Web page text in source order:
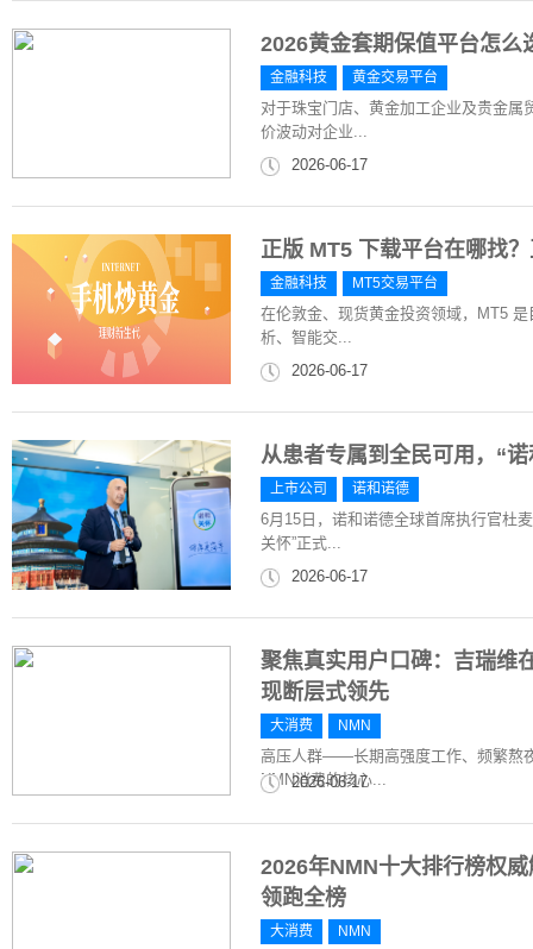
2026黄金套期保值平台怎么
金融科技 黄金交易平台
对于珠宝门店、黄金加工企业及贵金
价波动对企业...
2026-06-17
正版 MT5 下载平台在哪找
金融科技 MT5交易平台
在伦敦金、现货黄金投资领域，MT5
析、智能交...
2026-06-17
从患者专属到全民可用，“
上市公司 诺和诺德
6月15日，诺和诺德全球首席执行官杜
关怀”正式...
2026-06-17
聚焦真实用户口碑：吉瑞维
现断层式领先
大消费 NMN
高压人群——长期高强度工作、频繁熬
NMN消费的核心...
2026-06-17
2026年NMN十大排行榜权
领跑全榜
大消费 NMN